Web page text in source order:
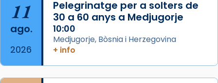
partir de l’Edat Mitjana sorgeix la tradició
que les santes Juliana (“relatiu a Júlia”) i
Semproniana (“relatiu a Semprònia =
eterna”) són deixebles seves. I l’any 1667, el
frare Joan Gaspar Roig, afirma en una obra
que les santes són filles de l’antiga Iluro.
Mataró en reivindicarà les relíq
11
ago.
2026
Pelegrinatge per a solters de
30 a 60 anys a Medjugorje
10:00
Medjugorje, Bòsnia i Herzegovina
+ info